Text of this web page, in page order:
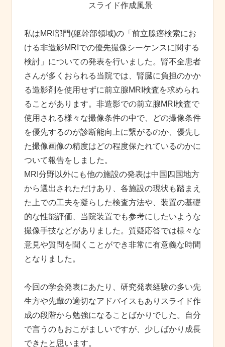
スライド作成風景
私はMRI部門(躯幹部領域)の「前立腺癌検索にお
ける非造影MRIでの優先撮像シーケンスに関する
検討」についての発表を行いました。腎不全患者
さんが多くおられる当院では、腎臓に負担のかか
る造影剤を使用せずに前立腺MRI検査を求められ
ることがあります。非造影での前立腺MRI検査で
使用される様々な撮像条件の中で、どの撮像条件
を優先するのが診断能向上に繋がるのか、優先し
た撮像画像の精度はどの程度保たれているのかに
ついて報告をしました。
MRI分野以外にも他の施設の発表は中国四国地方
から選出されただけあり、各施設の現状も踏まえ
た上での工夫を凝らした検査方法や、装置の基礎
的な性能評価、当院装置でも参考にしたいような
撮像手技などがありました。質疑応答では様々な
意見や質問を聞くことができ非常に有意義な時間
となりました。
今回の学会発表にあたり、研究発表経験の多い先
生方や先輩の適切なアドバイスもありスライド作
成の段階から勉強になることばかりでした。自分
で言うのもおこがましいですが、少しばかり成長
できたと思います。